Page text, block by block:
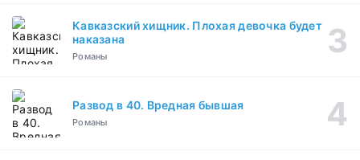
Кавказский хищник. Плохая девочка будет
наказана
Романы
Развод в 40. Вредная бывшая
Романы